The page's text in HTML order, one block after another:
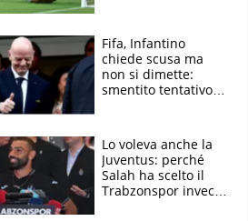
che ritiro
Fifa, Infantino
chiede scusa ma
non si dimette:
smentito tentativo di
Lo voleva anche la
Juventus: perché
Salah ha scelto il
Trabzonspor invece